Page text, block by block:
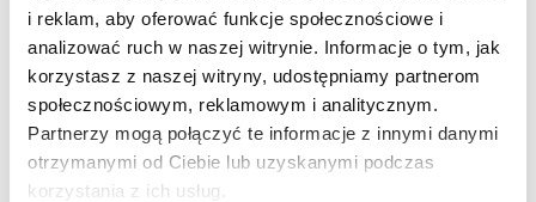
i reklam, aby oferować funkcje społecznościowe i
analizować ruch w naszej witrynie. Informacje o tym, jak
korzystasz z naszej witryny, udostępniamy partnerom
społecznościowym, reklamowym i analitycznym.
Partnerzy mogą połączyć te informacje z innymi danymi
otrzymanymi od Ciebie lub uzyskanymi podczas
korzystania z ich usług.
INNI KLIENCI KUPOWALI